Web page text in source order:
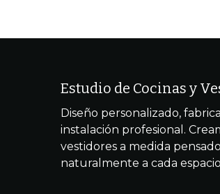
Estudio de Cocinas y
Diseño personalizado,
instalación profesional.
vestidores a medida
naturalmente a cada